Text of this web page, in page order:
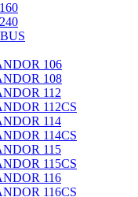
106
108
112
112CS
114
114CS
115
115CS
116
116CS